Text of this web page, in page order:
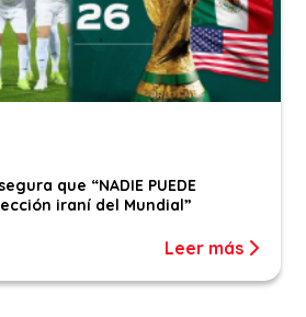
que “NADIE PUEDE
iraní del Mundial”
Leer más